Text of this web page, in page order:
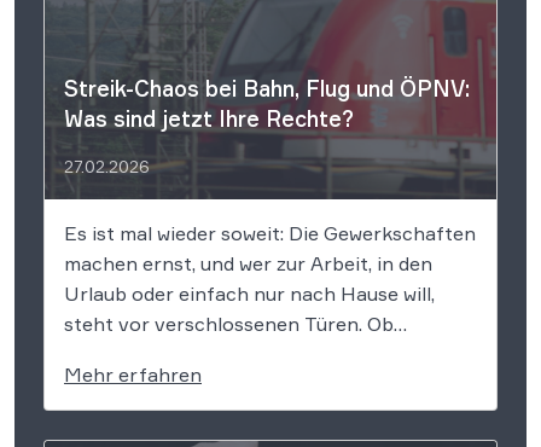
Streik-Chaos bei Bahn, Flug und ÖPNV:
Was sind jetzt Ihre Rechte?
27.02.2026
Es ist mal wieder soweit: Die Gewerkschaften
machen ernst, und wer zur Arbeit, in den
Urlaub oder einfach nur nach Hause will,
steht vor verschlossenen Türen. Ob
Bodenpersonal am Flughafen – wenn nichts
mehr geht, stellt sich die alles entscheidende
Mehr erfahren